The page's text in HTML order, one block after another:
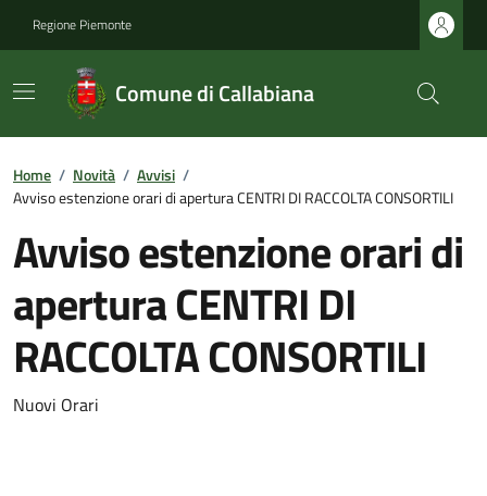
Regione Piemonte
Comune di Callabiana
Home / Novità / Avvisi /
Avviso estenzione orari di apertura CENTRI DI RACCOLTA CONSORTILI
Avviso estenzione orari di
apertura CENTRI DI
RACCOLTA CONSORTILI
Nuovi Orari